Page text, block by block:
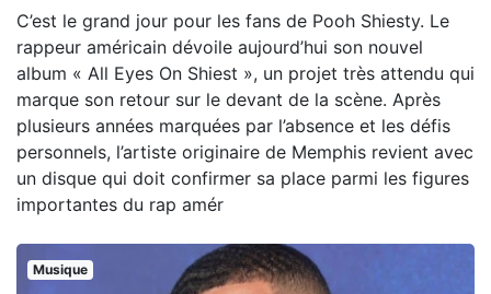
C’est le grand jour pour les fans de Pooh Shiesty. Le
rappeur américain dévoile aujourd’hui son nouvel
album « All Eyes On Shiest », un projet très attendu qui
marque son retour sur le devant de la scène. Après
plusieurs années marquées par l’absence et les défis
personnels, l’artiste originaire de Memphis revient avec
un disque qui doit confirmer sa place parmi les figures
importantes du rap amér
Musique